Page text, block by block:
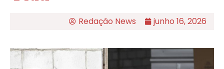
Redação News junho 16, 2026